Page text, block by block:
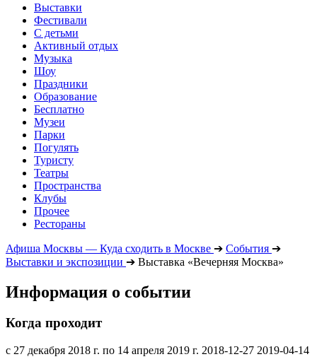
Выставки
Фестивали
С детьми
Активный отдых
Музыка
Шоу
Праздники
Образование
Бесплатно
Музеи
Парки
Погулять
Туристу
Театры
Пространства
Клубы
Прочее
Рестораны
Афиша Москвы — Куда сходить в Москве ➔ События ➔
Выставки и экспозиции ➔ Выставка «Вечерняя Москва»
Информация о событии
Когда проходит
с 27 декабря 2018 г. по 14 апреля 2019 г. 2018-12-27 2019-04-14